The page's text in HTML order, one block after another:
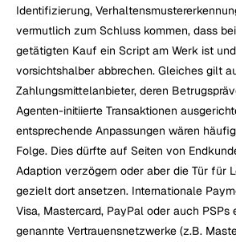
Identifizierung,
vermutlich zum Schluss kommen, dass
getätigten Kauf ein Script am Werk ist
vorsichtshalber abbrechen. Gleiches gilt
Zahlungsmittelanbieter, deren
Agenten-initiierte Transaktionen
entsprechende Anpassungen wären
Folge. Dies dürfte auf Seiten von
Adaption verzögern oder aber die Tür für
gezielt dort ansetzen. Internationale
Visa, Mastercard, PayPal oder auch PSPs
genannte Vertrauensnetzwerke (z.B.